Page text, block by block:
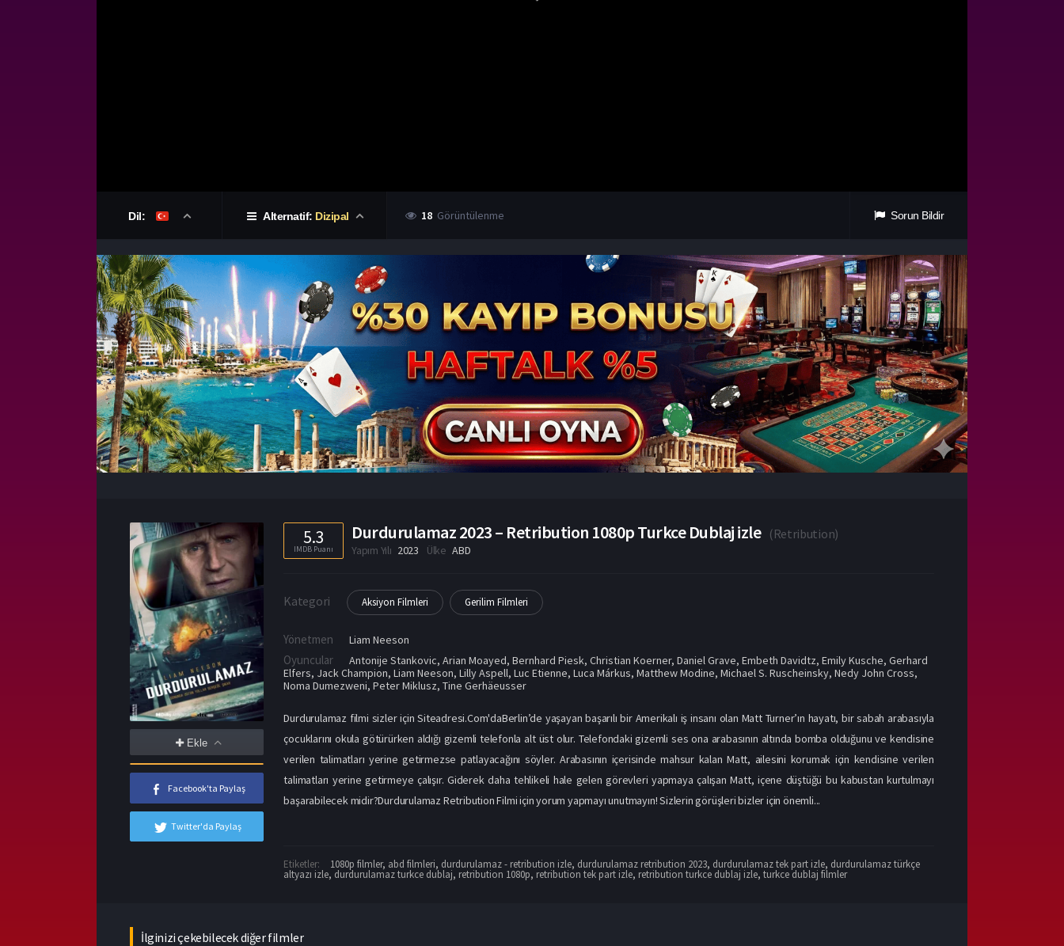
Dil: Alternatif: Dizipal 18 Görüntülenme Sorun Bildir
Ekle
Facebook'ta Paylaş
Twitter'da Paylaş
5.3
IMDB Puanı
Durdurulamaz 2023 – Retribution 1080p Turkce Dublaj izle (Retribution)
Yapım Yılı 2023 Ülke ABD
Kategori Aksiyon Filmleri Gerilim Filmleri
Yönetmen Liam Neeson
Oyuncular Antonije Stankovic,Arian Moayed,Bernhard Piesk,Christian Koerner,Daniel Grave,Embeth Davidtz,Emily Kusche,Gerhard
Elfers, Jack Champion,Liam Neeson,Lilly Aspell,Luc Etienne,Luca Márkus,Matthew Modine,Michael S. Ruscheinsky,Nedy John Cross,
Noma Dumezweni,Peter Miklusz,Tine Gerhäeusser
Durdurulamaz filmi sizler için Siteadresi.Com'daBerlin’de yaşayan başarılı bir Amerikalı iş insanı olan Matt Turner’ın hayatı, bir sabah arabasıyla
çocuklarını okula götürürken aldığı gizemli telefonla alt üst olur. Telefondaki gizemli ses ona arabasının altında bomba olduğunu ve kendisine
verilen talimatları yerine getirmezse patlayacağını söyler. Arabasının içerisinde mahsur kalan Matt, ailesini korumak için kendisine verilen
talimatları yerine getirmeye çalışır. Giderek daha tehlikeli hale gelen görevleri yapmaya çalışan Matt, içene düştüğü bu kabustan kurtulmayı
başarabilecek midir?Durdurulamaz Retribution Filmi için yorum yapmayı unutmayın! Sizlerin görüşleri bizler için önemli...
Etiketler: 1080p filmler, abd filmleri, durdurulamaz - retribution izle, durdurulamaz retribution 2023, durdurulamaz tek part izle, durdurulamaz türkçe
altyazı izle, durdurulamaz turkce dublaj, retribution 1080p, retribution tek part izle, retribution turkce dublaj izle,turkce dublaj filmler
İlginizi çekebilecek diğer filmler